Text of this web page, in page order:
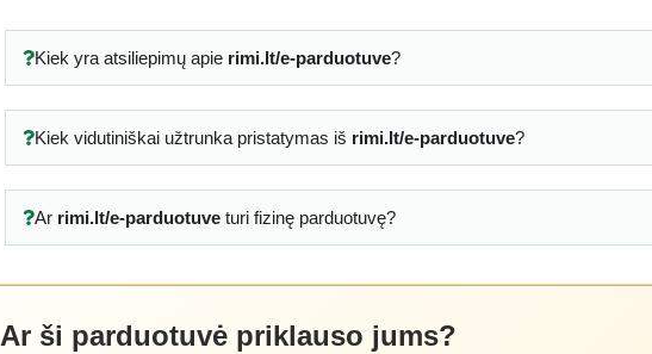
Kiek yra atsiliepimų apie rimi.lt/e-parduotuve?
Kiek vidutiniškai užtrunka pristatymas iš rimi.lt/e-parduotuve?
Ar rimi.lt/e-parduotuveturi fizinę parduotuvę?
Ar ši parduotuvė priklauso jums?